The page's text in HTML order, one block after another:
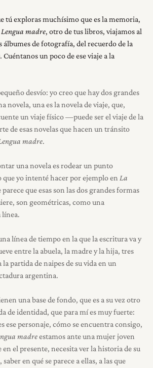
tú exploras muchísimo que es la memoria,
Lengua madre, otro de tus libros, viajamos al
álbumes de fotografía, del recuerdo de la
. Cuéntanos un poco de ese viaje a la
desvío: yo creo que hay dos grandes
novela, una es la novela de viaje, que,
un viaje físico —puede ser el viaje de la
de esas novelas que hacen un tránsito
madre.
una novela es rodear un punto
que yo intenté hacer por ejemplo en La
parece que esas son las dos grandes formas
son geométricas, como una
línea.
línea de tiempo en la que la escritura va y
entre la abuela, la madre y la hija, tres
partida de naipes de su vida en un
argentina.
una base de fondo, que es a su vez otro
de identidad, que para mí es muy fuerte:
ese personaje, cómo se encuentra consigo,
madreestamos ante una mujer joven
el presente, necesita ver la historia de su
en qué se parece a ellas, a las que